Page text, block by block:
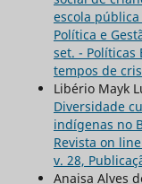
escola
Política e
set. - Políticas
tempos de
Libério Mayk
Diversidade
indígenas no
Revista on
v. 28,
Anaisa Alves